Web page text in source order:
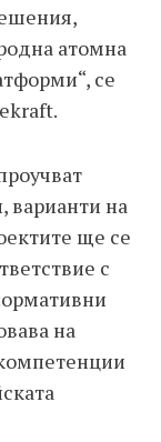
атомна
се
варианти на
ще се
с
на